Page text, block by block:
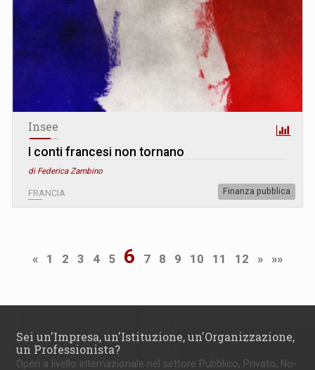
Insee
I conti francesi non tornano
di Federica Zambino
FRANCIA Finanza pubblica
« 1 2 3 4 5 6 7 8 9 10 11 12 » »»
Sei un'Impresa, un'Istituzione, un'Organizzazione,
un Professionista?
Operi a livello internazionale nel settore Pubblico, Privato, No-